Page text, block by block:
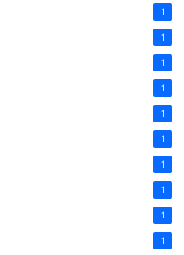
1
1
1
1
1
1
1
1
1
1